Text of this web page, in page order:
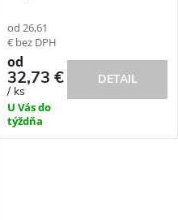
od 26,61
€ bez DPH
od
32,73 €
/ ks
U Vás do
týždňa
DETAIL